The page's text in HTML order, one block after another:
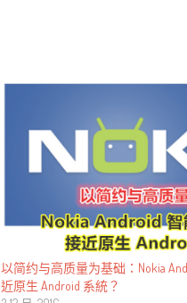
以简约与高质量为基础：Nokia
近原生 Android 系統？